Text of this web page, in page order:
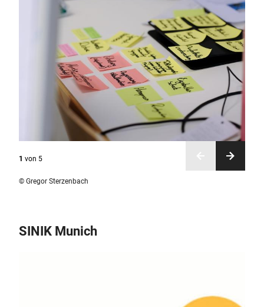
1 von 5
© Gregor Sterzenbach
SINIK Munich